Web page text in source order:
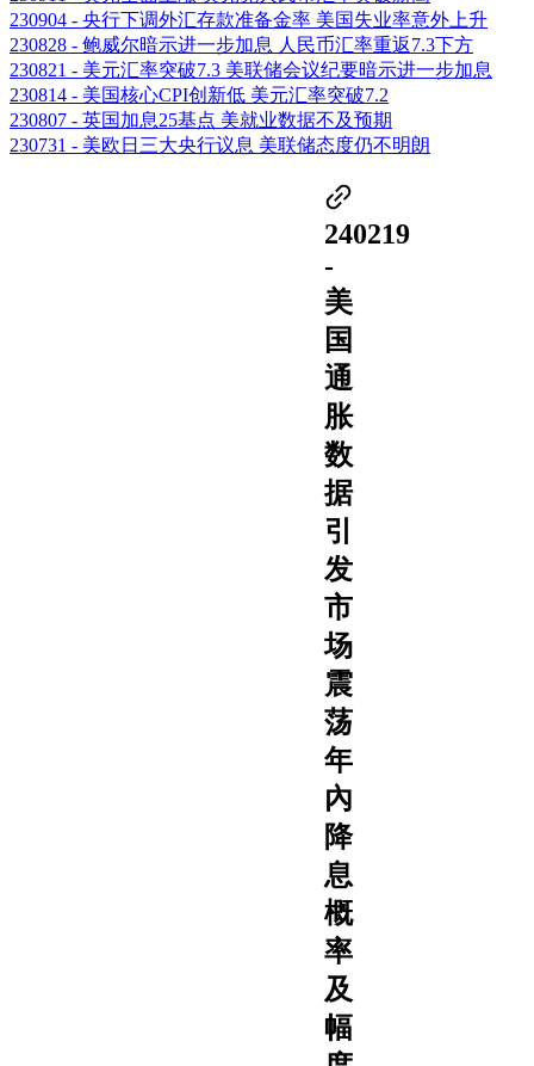
230904 - 央行下调外汇存款准备金率 美国失业率意外上升
230828 - 鲍威尔暗示进一步加息 人民币汇率重返7.3下方
230821 - 美元汇率突破7.3 美联储会议纪要暗示进一步加息
230814 - 美国核心CPI创新低 美元汇率突破7.2
230807 - 英国加息25基点 美就业数据不及预期
230731 - 美欧日三大央行议息 美联储态度仍不明朗
240219
-
美
国
通
胀
数
据
引
发
市
场
震
荡
年
內
降
息
概
率
及
幅